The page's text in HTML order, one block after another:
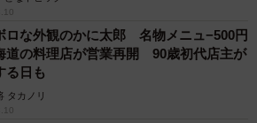
ロな外観のかに太郎 名物メニュ−500円
道の料理店が営業再開 90歳初代店主が
る日も
タカノリ